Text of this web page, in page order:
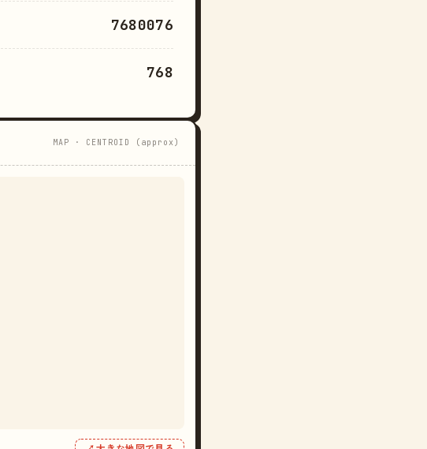
7680076
768
MAP · CENTROID (approx)